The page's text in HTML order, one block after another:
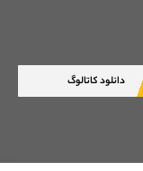
دانلود کاتالوگ